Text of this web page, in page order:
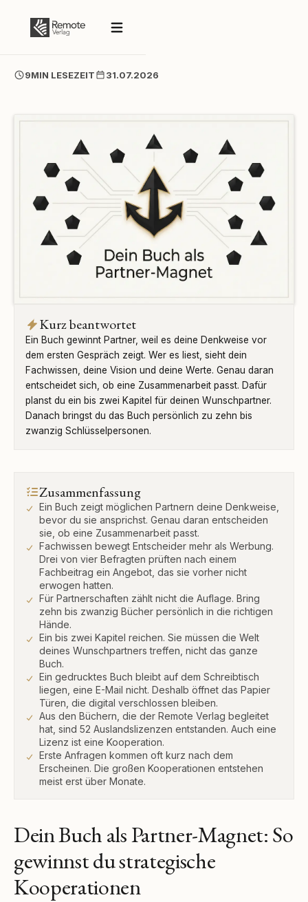
9MIN LESEZEIT 31.07.2026
Kurz beantwortet
Ein Buch gewinnt Partner, weil es deine Denkweise vor
dem ersten Gespräch zeigt. Wer es liest, sieht dein
Fachwissen, deine Vision und deine Werte. Genau daran
entscheidet sich, ob eine Zusammenarbeit passt. Dafür
planst du ein bis zwei Kapitel für deinen Wunschpartner.
Danach bringst du das Buch persönlich zu zehn bis
zwanzig Schlüsselpersonen.
Zusammenfassung
Ein Buch zeigt möglichen Partnern deine Denkweise,
bevor du sie ansprichst. Genau daran entscheiden
sie, ob eine Zusammenarbeit passt.
Fachwissen bewegt Entscheider mehr als Werbung.
Drei von vier Befragten prüften nach einem
Fachbeitrag ein Angebot, das sie vorher nicht
erwogen hatten.
Für Partnerschaften zählt nicht die Auflage. Bring
zehn bis zwanzig Bücher persönlich in die richtigen
Hände.
Ein bis zwei Kapitel reichen. Sie müssen die Welt
deines Wunschpartners treffen, nicht das ganze
Buch.
Ein gedrucktes Buch bleibt auf dem Schreibtisch
liegen, eine E-Mail nicht. Deshalb öffnet das Papier
Türen, die digital verschlossen bleiben.
Aus den Büchern, die der Remote Verlag begleitet
hat, sind 52 Auslandslizenzen entstanden. Auch eine
Lizenz ist eine Kooperation.
Erste Anfragen kommen oft kurz nach dem
Erscheinen. Die großen Kooperationen entstehen
meist erst über Monate.
Dein Buch als Partner-Magnet: So
gewinnst du strategische
Kooperationen